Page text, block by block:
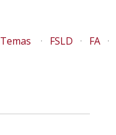
Temas FSLD FA